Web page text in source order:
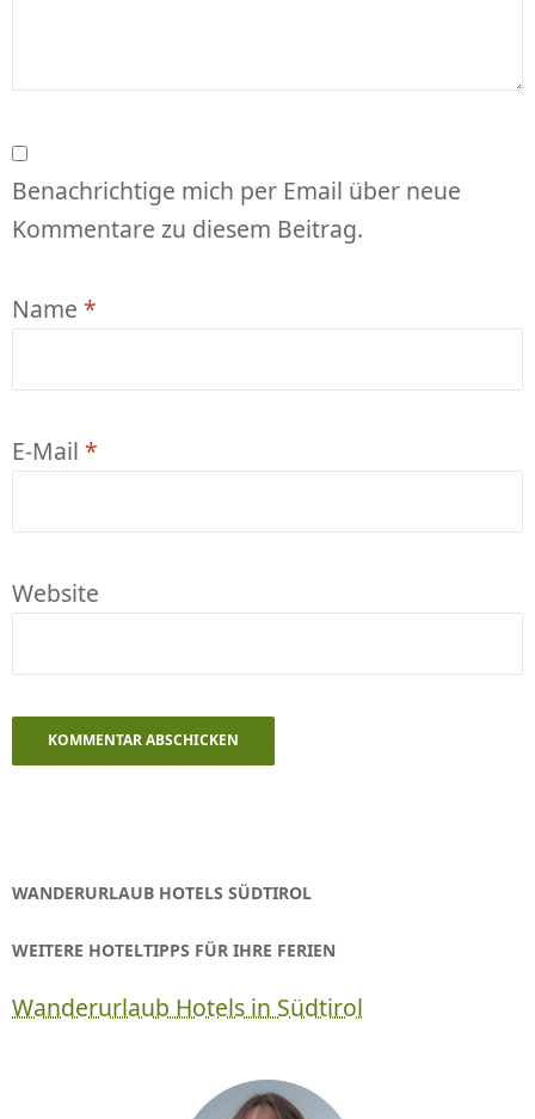
Benachrichtige mich per Email über neue
Kommentare zu diesem Beitrag.
Name *
E-Mail *
Website
WANDERURLAUB HOTELS SÜDTIROL
WEITERE HOTELTIPPS FÜR IHRE FERIEN
Wanderurlaub Hotels in Südtirol